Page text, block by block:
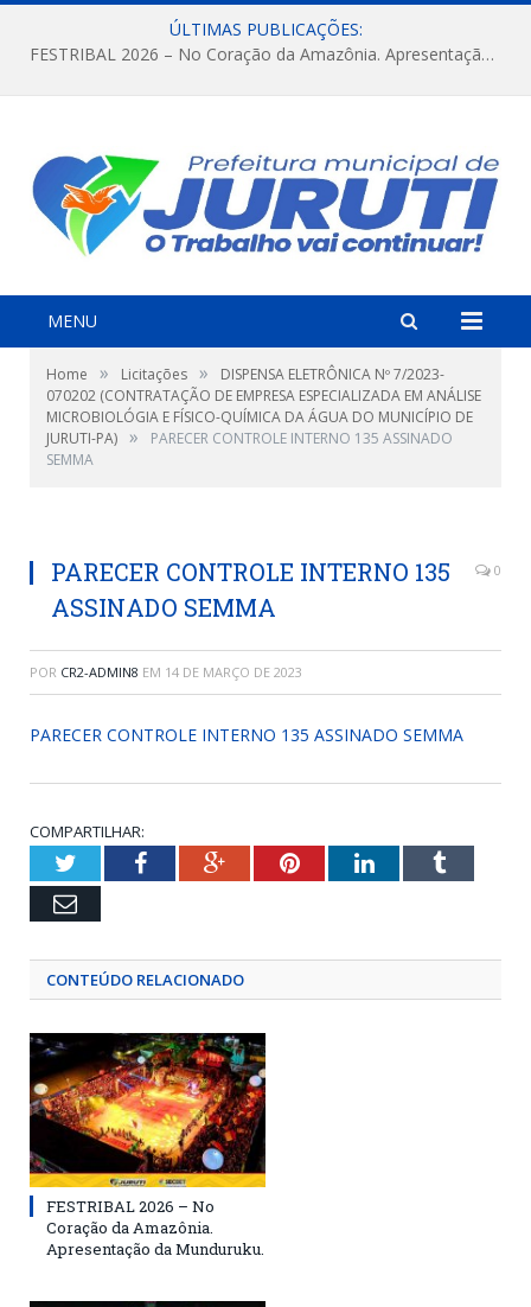
ÚLTIMAS PUBLICAÇÕES:
FESTRIBAL 2026 – No Coração da Amazônia. Apresentação da Munduruku.
MENU
Home » Licitações »
DISPENSA ELETRÔNICA Nº 7/2023-
070202 (CONTRATAÇÃO DE EMPRESA ESPECIALIZADA EM ANÁLISE
MICROBIOLÓGIA E FÍSICO-QUÍMICA DA ÁGUA DO MUNICÍPIO DE
JURUTI-PA) »
PARECER CONTROLE INTERNO 135 ASSINADO
SEMMA
PARECER CONTROLE INTERNO 135
ASSINADO SEMMA
0
POR CR2-ADMIN8 EM 14 DE MARÇO DE 2023
PARECER CONTROLE INTERNO 135 ASSINADO SEMMA
COMPARTILHAR:
TwitterFacebookGoogle+PinterestLinkedInTumblr
Email
CONTEÚDO RELACIONADO
FESTRIBAL 2026 – No
Coração da Amazônia.
Apresentação da Munduruku.